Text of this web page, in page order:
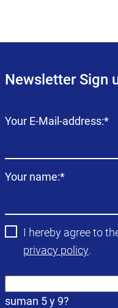
Newsletter Sign
Campo
Your E-Mail-address:*
Campo
Your name:*
I hereby agree to
privacy policy.
suman 5 y 9?